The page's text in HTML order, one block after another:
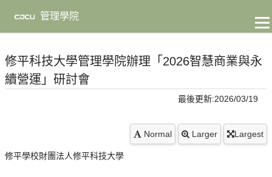
主
管理學院
修平科技大學管理學院辦理「2026智慧商業與永
續營運」研討會
最後更新:2026/03/19
Normal Larger Largest
修平學校財團法人修平科技大學